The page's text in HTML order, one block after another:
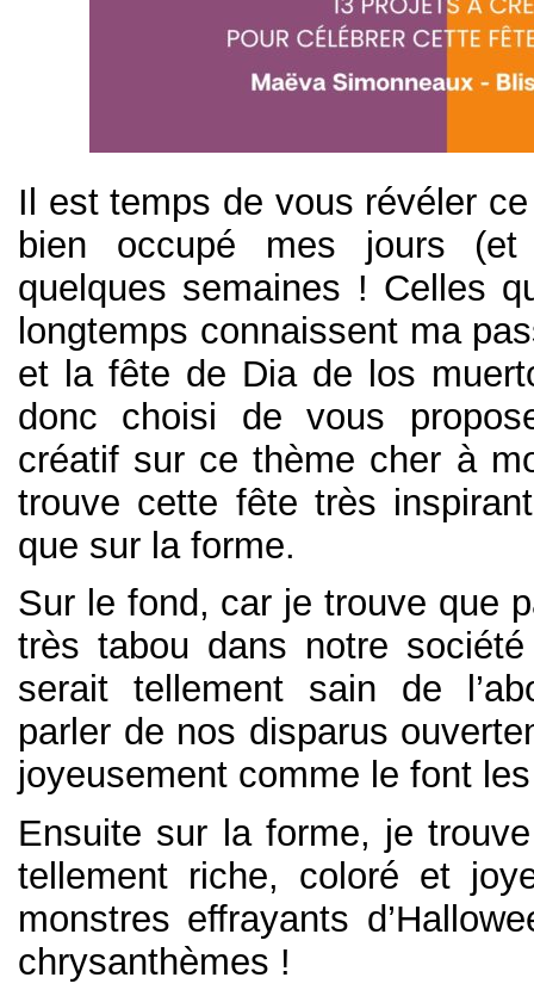
Il est temps de vous révéler
bien occupé mes jours
quelques semaines ! Celles
longtemps connaissent ma
et la fête de Dia de los
donc choisi de vous
créatif sur ce thème cher à
trouve cette fête très
que sur la forme.
Sur le fond, car je trouve que
très tabou dans notre
serait tellement sain de
parler de nos disparus
joyeusement comme le font
Ensuite sur la forme, je
tellement riche, coloré et
monstres effrayants
chrysanthèmes !